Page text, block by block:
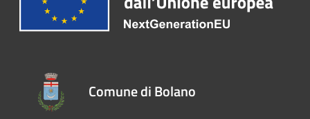
Comune di Bolano